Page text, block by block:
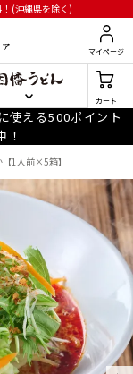
(沖縄県を除く)
マイページ
カート
使える500ポイント
！
1人前×5箱】